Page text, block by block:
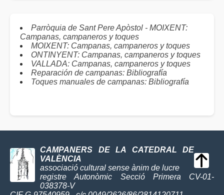
Parròquia de Sant Pere Apòstol - MOIXENT:
Campanas, campaneros y toques
MOIXENT: Campanas, campaneros y toques
ONTINYENT: Campanas, campaneros y toques
VALLADA: Campanas, campaneros y toques
Reparación de campanas: Bibliografía
Toques manuales de campanas: Bibliografía
CAMPANERS DE LA CATEDRAL DE
VALÈNCIA
associació cultural sense ànim de lucre
registre Autonòmic Secció Primera CV-01-
038378-V